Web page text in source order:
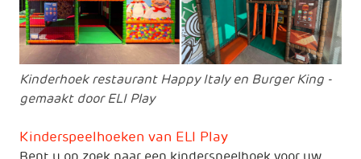
Kinderhoek restaurant Happy Italy en Burger King -
gemaakt door ELI Play
Kinderspeelhoeken van ELI Play